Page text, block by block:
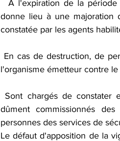
donne lieu à une majoration
constatée par les agents
l'organisme émetteur contre
Sont chargés de constater et de relever les infractions en la matière, les fonctionnaires
dûment commissionnés
personnes des services de
Le défaut d'apposition de la